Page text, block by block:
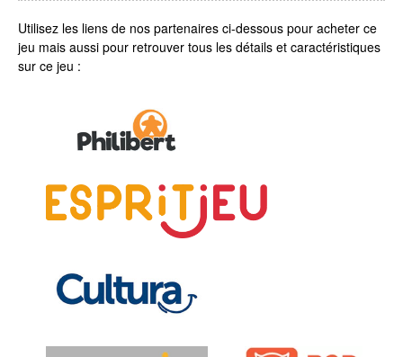
Utilisez les liens de nos partenaires ci-dessous pour acheter ce
jeu mais aussi pour retrouver tous les détails et caractéristiques
sur ce jeu :